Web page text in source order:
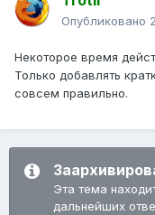
Опубликовано
Некоторое время
Только добавлять
совсем правильно.
Эта тема
дальнейших